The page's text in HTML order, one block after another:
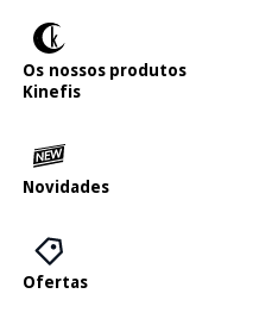
Os nossos produtos
Kinefis
Novidades
Ofertas